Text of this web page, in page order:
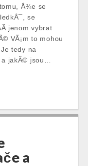
Å¾e se
se
jenom vybrat
VÃ¡m to mohou
tedy na
jakÃ© jsou…
a